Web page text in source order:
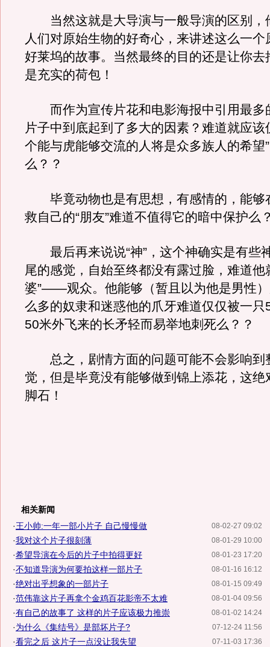
当然这就是大导演与一般导演的区别，
人们对原始生物的好奇心，来讲述这么一个
好莱坞的故事。当然最终的目的还是让你去
是充实的荷包！
而作为宣传片花和电影海报中引用最多
片子中到底起到了多大的因素？难道就应该
个能与虎能够交流的人将是众多族人的希望
么？？
毕竟动物也是有思想，有感情的，能够
救自己的“朋友”难道不值得它的暗中保护么
最后再来说说“神”，这个神确实是有些
尾的感觉，自始至终都没有露过脸，难道他
婆”——观众。他能够（暂且以为他是男性
么多的奴隶和迷惑他的爪牙难道仅仅被一
50米外飞来的长矛轻而易举地刺死么？？
总之，剧情方面的问题可能不会影响到
觉，但是毕竟没有能够做到锦上添花，这绝
脚石！
相关新闻
08-02-27 09:02
·王小帅:一年一部小片子 自己慢慢做
08-01-29 10:00
·我对这个片子很刻薄
08-01-23 17:20
·希望导演在今后的片子中拍得更好
08-01-16 16:12
·不知道导演为何要拍这样一部片子
08-01-15 09:49
·绝对出乎想象的一部片子
08-01-04 09:56
·范伟靠这片子再拿个金鸡百花影帝不太难
08-01-02 14:24
·有自己的故事了 这样的片子应该极力推崇
07-12-24 11:56
·为什么《集结号》是部坏片子?
07-11-03 17:36
·看完之后 这片子一点没让我失望